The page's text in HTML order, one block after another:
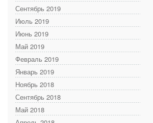
Сентябрь 2019
Июль 2019
Июнь 2019
Май 2019
Февраль 2019
Январь 2019
Ноябрь 2018
Сентябрь 2018
Май 2018